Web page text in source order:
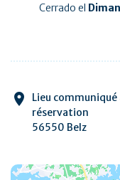
Cerrado el
Lieu communiqué
réservation
56550 Belz